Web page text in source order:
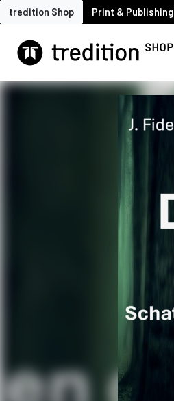
tredition Shop Print & Publishing